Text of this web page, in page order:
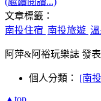
文章標籤：
南投住宿 南投旅遊 溫
阿萍&阿裕玩樂誌 發
個人分類： [南
▲top